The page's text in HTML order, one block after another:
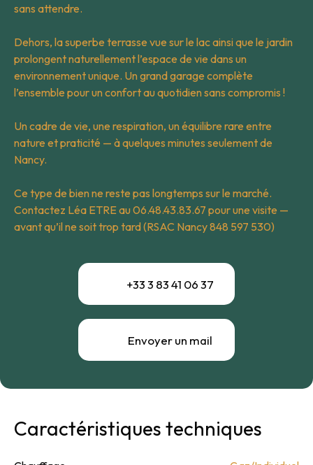
sans attendre.
Dehors, la superbe terrasse vue sur le lac ainsi que le jardin
prolongent naturellement l’espace de vie dans un
environnement unique. Un grand garage complète
l’ensemble pour un confort au quotidien sans compromis !
Un cadre de vie, une respiration, un équilibre rare entre
nature et praticité — à quelques minutes seulement de
Nancy.
Ce type de bien ne reste pas longtemps sur le marché.
Contactez Léa ETRE au 06.48.43.83.67 pour une visite —
avant qu’il ne soit trop tard (RSAC Nancy 848 597 530)
+33 3 83 41 06 37
Envoyer un mail
Caractéristiques techniques